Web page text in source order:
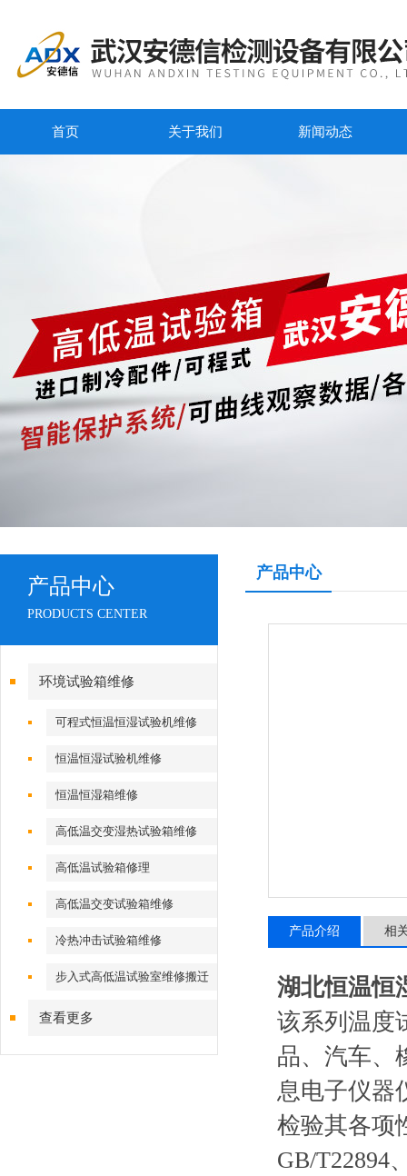
首页 关于我们 新闻动态
产品中心
PRODUCTS CENTER
环境试验箱维修
可程式恒温恒湿试验机维修
恒温恒湿试验机维修
恒温恒湿箱维修
高低温交变湿热试验箱维修
高低温试验箱修理
高低温交变试验箱维修
冷热冲击试验箱维修
步入式高低温试验室维修搬迁
查看更多
产品中心
产品介绍 相
湖北恒温恒
该系列温度
品、汽车、
息电子仪器
检验其各项
GB/T22894